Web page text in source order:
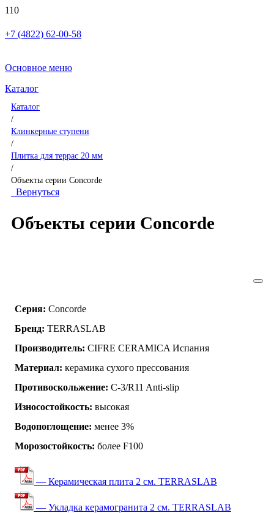
+7 (4822) 62-00-58
Основное меню
Каталог
Каталог
/
Клинкерные ступени
/
Плитка для террас 20 мм
/
Объекты серии Concorde
Вернуться
Объекты серии Concorde
Серия: Concorde
Бренд: TERRASLAB
Производитель: CIFRE CERAMICA Испания
Материал: керамика сухого прессования
Противоскольжение: C-3/R11 Anti-slip
Износостойкость: высокая
Водопоглощение: менее 3%
Морозостойкость: более F100
— Керамическая плита 2 см. TERRASLAB
— Укладка керамогранита 2 см. TERRASLAB